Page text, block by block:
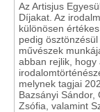
Az Artisjus
Díjakat. Az
különösen
pedig
művészek
abban rejlik,
melynek tagjai
Bazsányi Sándor,
Zsófia, valamint